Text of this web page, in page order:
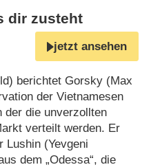
dir zusteht
jetzt ansehen
berichtet Gorsky (Max
der Vietnamesen
der die unverzollten
verteilt werden. Er
Lushin (Yevgeni
dem „Odessa“, die